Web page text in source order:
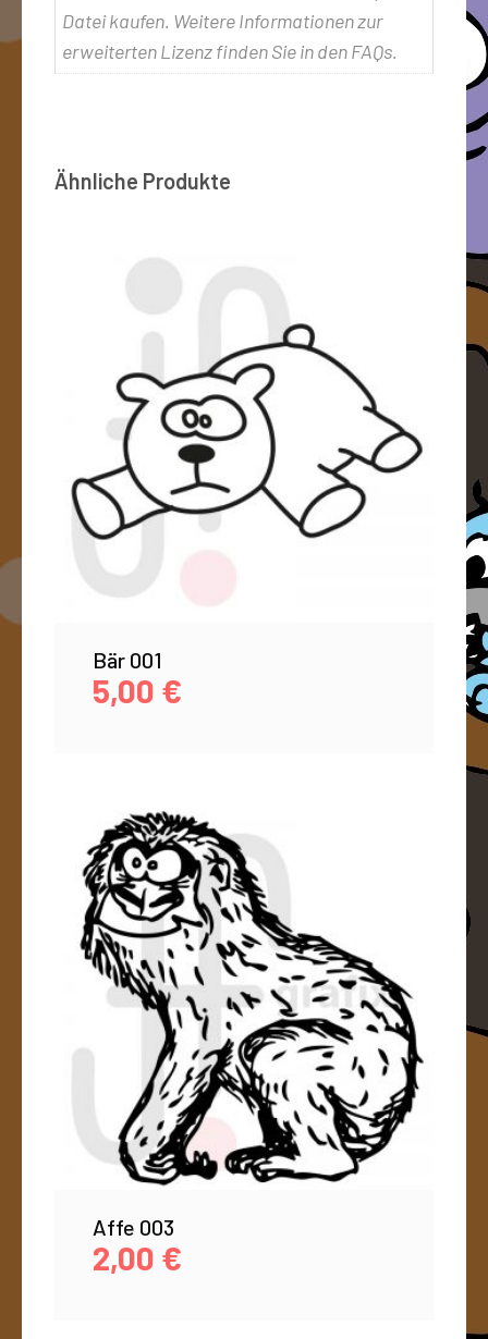
Datei kaufen. Weitere Informationen zur
erweiterten Lizenz finden Sie in den FAQs.
Ähnliche Produkte
Bär 001
5,00 €
Affe 003
2,00 €